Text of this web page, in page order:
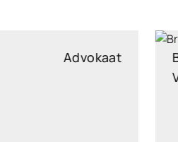
Advokaat
Brita Kärt
Vähejaus